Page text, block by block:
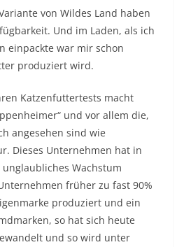
von Wildes Land haben
Und im Laden, als ich
einpackte war mir schon
produziert wird.
Katzenfuttertests macht
und vor allem die,
angesehen sind wie
Dieses Unternehmen hat in
Wachstum
früher zu fast 90%
produziert und ein
so hat sich heute
und so wird unter